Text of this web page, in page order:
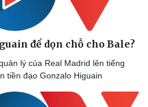
để dọn chỗ cho Bale?
lý của Real Madrid lên tiếng
tiền đạo Gonzalo Higuain